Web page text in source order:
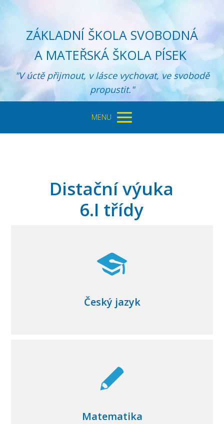
ZÁKLADNÍ ŠKOLA SVOBODNÁ
A MATEŘSKÁ ŠKOLA PÍSEK
"V úctě přijmout, v lásce vychovat, ve svobodě
propustit."
MENU
Distační výuka
6.I třídy
Český jazyk
Matematika